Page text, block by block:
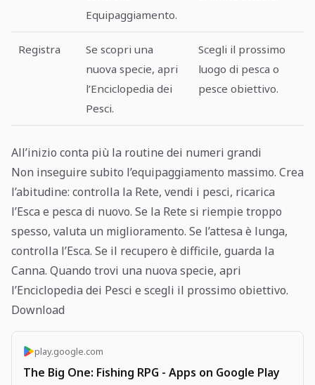
Equipaggiamento.
Registra
Se scopri una
nuova specie, apri
l’Enciclopedia dei
Pesci.
Scegli il prossimo
luogo di pesca o
pesce obiettivo.
All’inizio conta più la routine dei numeri grandi
Non inseguire subito l’equipaggiamento massimo. Crea
l’abitudine: controlla la Rete, vendi i pesci, ricarica
l’Esca e pesca di nuovo. Se la Rete si riempie troppo
spesso, valuta un miglioramento. Se l’attesa è lunga,
controlla l’Esca. Se il recupero è difficile, guarda la
Canna. Quando trovi una nuova specie, apri
l’Enciclopedia dei Pesci e scegli il prossimo obiettivo.
Download
play.google.com
The Big One: Fishing RPG - Apps on Google Play